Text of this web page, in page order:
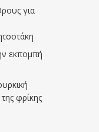
για
εκπομπή
φρίκης